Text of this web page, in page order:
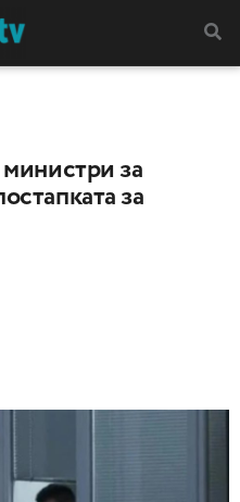
министри за
за